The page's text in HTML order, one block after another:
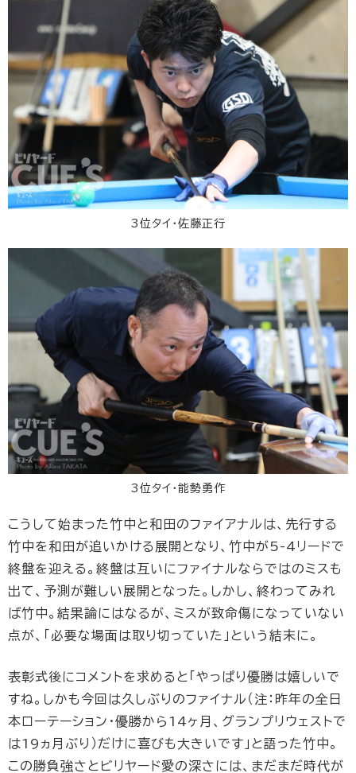
3位タイ・佐藤正行
3位タイ・能勢勇作
こうして始まった竹中と和田のファイアナルは、先行する
竹中を和田が追いかける展開となり、竹中が5-4リードで
終盤を迎える。終盤は互いにファイナルならではのミスも
出て、予測が難しい展開となった。しかし、終わってみれ
ば竹中。結果論にはなるが、ミスが致命傷になっていない
点が、「必要な場面は取り切っていた」という結末に。
表彰式後にコメントを求めると「やっぱり優勝は嬉しいで
すね。しかも今回は久しぶりのファイナル（注：昨年の全日
本ローテーション・優勝から14ヶ月、グランプリウェストで
は19ヵ月ぶり）だけに喜びも大きいです」と語った竹中。
この勝負強さとビリヤード愛の深さには、まだまだ時代が